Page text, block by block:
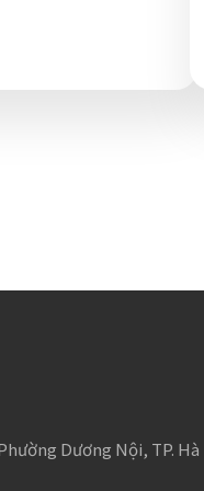
Dương Nội, TP.